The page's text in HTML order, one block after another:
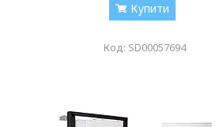
Купити
SD00057694